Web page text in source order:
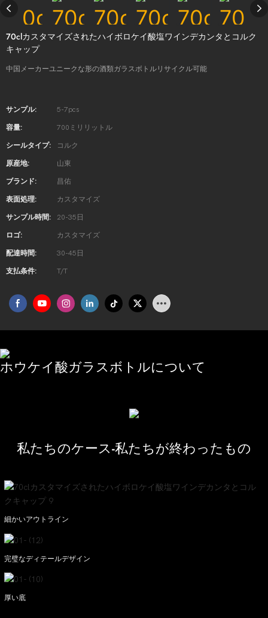
70clカスタマイズされたハイボロケイ酸塩ワインデカンタとコルク
キャップ
中国メーカーユニークな形の酒類ガラスボトルリサイクル可能
サンプル: 5-7pcs
容量: 700ミリリットル
シールタイプ: コルク
原産地: 山東
ブランド: 昌佑
表面処理: カスタマイズ
サンプル時間: 20-35日
ロゴ: カスタマイズ
配達時間: 30-45日
支払条件: T/T
ホウケイ酸ガラスボトルについて
私たちのケース-私たちが終わったもの
細かいアウトライン
完璧なディテールデザイン
厚い底